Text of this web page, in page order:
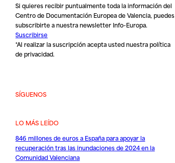
Si quieres recibir puntualmente toda la información del
Centro de Documentación Europea de Valencia, puedes
subscribirte a nuestra newsletter Info-Europa.
Suscribirse
*Al realizar la suscripción acepta usted nuestrapolítica
de privacidad.
SÍGUENOS
LO MÁS LEÍDO
846 millones de euros a España para apoyar la
recuperación tras las inundaciones de 2024 en la
Comunidad Valenciana